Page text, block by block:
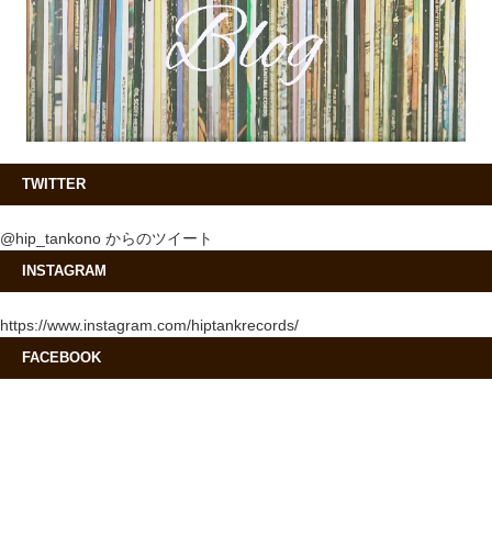
TWITTER
@hip_tankono からのツイート
INSTAGRAM
https://www.instagram.com/hiptankrecords/
FACEBOOK